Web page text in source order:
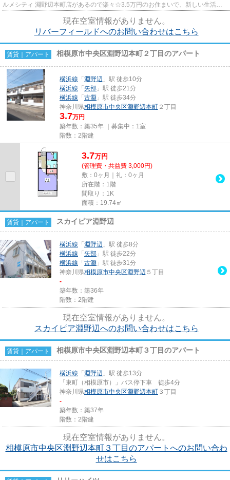
ルメシティ 淵野辺本町店があるので楽々☆3.5万円のお住まいで、新しい生活を
現在空室情報がありません。
リバーフィールドへのお問い合わせはこちら
賃貸｜アパート 相模原市中央区淵野辺本町２丁目のアパート
横浜線 「 淵野辺 」駅 徒歩10分
横浜線 「 矢部 」駅 徒歩21分
横浜線 「 古淵 」駅 徒歩34分
神奈川県相模原市中央区淵野辺本町 ２丁目
3.7万円
築年数：築35年 ｜募集中： 1室
階数：2階建
3.7万円
(管理費・共益費 3,000円)
敷：0ヶ月｜礼：0ヶ月
所在階：1階
間取り：1K
面積：19.74㎡
賃貸｜アパート スカイピア淵野辺
横浜線 「 淵野辺 」駅 徒歩8分
横浜線 「 矢部 」駅 徒歩22分
横浜線 「 古淵 」駅 徒歩31分
神奈川県相模原市中央区淵野辺 ５丁目
-
築年数：築36年
階数：2階建
現在空室情報がありません。
スカイピア淵野辺へのお問い合わせはこちら
賃貸｜アパート 相模原市中央区淵野辺本町３丁目のアパート
横浜線 「 淵野辺 」駅 徒歩13分
「東町（相模原市）」バス停下車 徒歩4分
神奈川県相模原市中央区淵野辺本町 ３丁目
-
築年数：築37年
階数：2階建
現在空室情報がありません。
相模原市中央区淵野辺本町３丁目のアパートへのお問い合わ
せはこちら